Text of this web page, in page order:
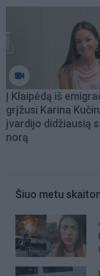
Į Klaipėdą iš
grįžusi Karina
įvardijo didžiausią
norą
Šiuo metu